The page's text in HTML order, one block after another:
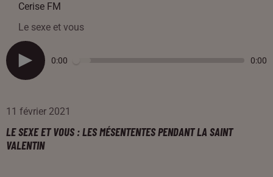
Cerise FM
Le sexe et vous
0:00 0:00
11 février 2021
LE SEXE ET VOUS : LES MÉSENTENTES PENDANT LA SAINT
VALENTIN